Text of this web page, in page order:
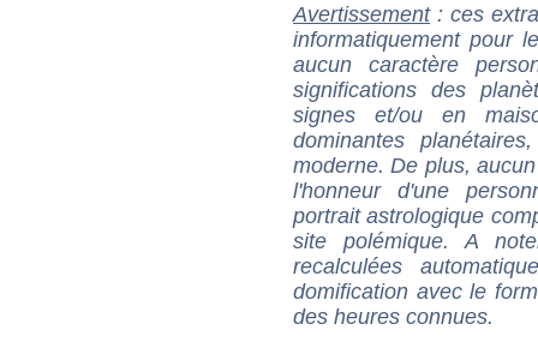
Avertissement: ces
informatiquement pour
aucun caractère
significations des
signes et/ou en
dominantes
moderne. De plus,
l'honneur d'une
portrait astrologique
site polémique. A
recalculées
domification avec le
des heures connues.